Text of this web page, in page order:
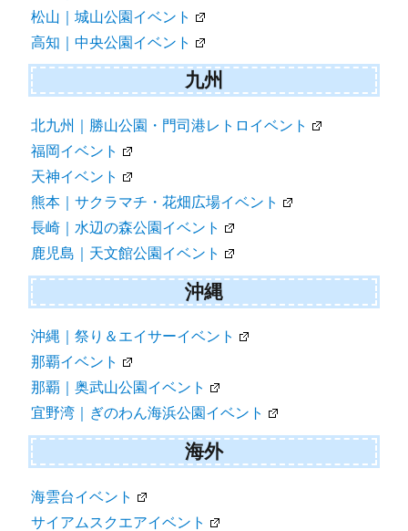
松山｜城山公園イベント
高知｜中央公園イベント
九州
北九州｜勝山公園・門司港レトロイベント
福岡イベント
天神イベント
熊本｜サクラマチ・花畑広場イベント
長崎｜水辺の森公園イベント
鹿児島｜天文館公園イベント
沖縄
沖縄｜祭り＆エイサーイベント
那覇イベント
那覇｜奥武山公園イベント
宜野湾｜ぎのわん海浜公園イベント
海外
海雲台イベント
サイアムスクエアイベント